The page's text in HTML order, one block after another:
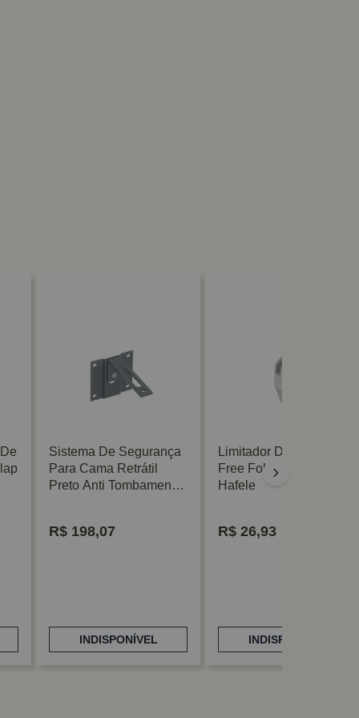
Sistema De Segurança
Para Cama Retrátil
Preto Anti Tombamento
R$ 198,07
INDISPONÍVEL
Limitador De Ângulo
Free Fold 90° Cinza
Hafele
R$ 26,93
INDISPONÍVEL